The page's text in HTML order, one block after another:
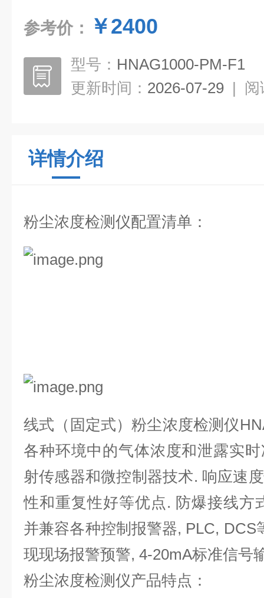
参考价： ￥2400
型号： HNAG1000-PM-F1
更新时间： 2026-07-29 | 阅
详情介绍
粉尘浓度检测仪配置清单：
线式 （固定式）粉尘浓度检测仪
各种环境中的气体浓度和泄露实
射传感器和微控制器技术. 响应速
性和重复性好等优点. 防爆接线方
并兼容各种控制报警器, PLC, DCS
现现场报警预警, 4-20mA标准信号
粉尘浓度检测仪产品特点：